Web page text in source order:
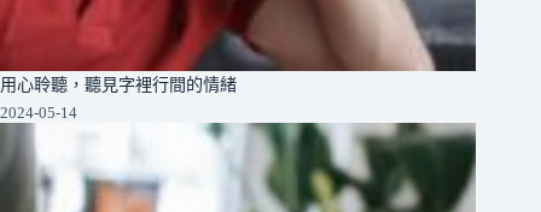
用心聆聽，聽見字裡行間的情緒
2024-05-14